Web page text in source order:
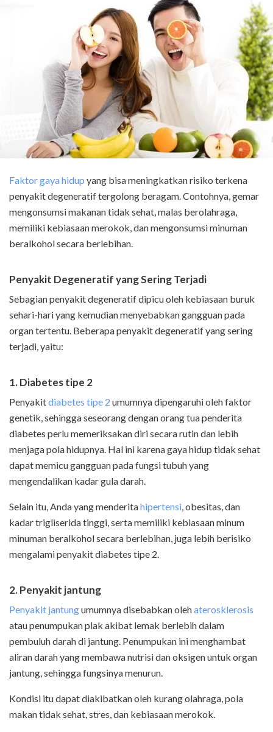
Faktor gaya hidup yang bisa meningkatkan risiko terkena
penyakit degeneratif tergolong beragam. Contohnya, gemar
mengonsumsi makanan tidak sehat, malas berolahraga,
memiliki kebiasaan merokok, dan mengonsumsi minuman
beralkohol secara berlebihan.
Penyakit Degeneratif yang Sering Terjadi
Sebagian penyakit degeneratif dipicu oleh kebiasaan buruk
sehari-hari yang kemudian menyebabkan gangguan pada
organ tertentu. Beberapa penyakit degeneratif yang sering
terjadi, yaitu:
1. Diabetes tipe 2
Penyakitdiabetes tipe 2 umumnya dipengaruhi oleh faktor
genetik, sehingga seseorang dengan orang tua penderita
diabetes perlu memeriksakan diri secara rutin dan lebih
menjaga pola hidupnya. Hal ini karena gaya hidup tidak sehat
dapat memicu gangguan pada fungsi tubuh yang
mengendalikan kadar gula darah.
Selain itu, Anda yang menderitahipertensi , obesitas, dan
kadar trigliserida tinggi, serta memiliki kebiasaan minum
minuman beralkohol secara berlebihan, juga lebih berisiko
mengalami penyakit diabetes tipe 2.
2. Penyakit jantung
Penyakit jantungumumnya disebabkan olehaterosklerosis
atau penumpukan plak akibat lemak berlebih dalam
pembuluh darah di jantung. Penumpukan ini menghambat
aliran darah yang membawa nutrisi dan oksigen untuk organ
jantung, sehingga fungsinya menurun.
Kondisi itu dapat diakibatkan oleh kurang olahraga, pola
makan tidak sehat, stres, dan kebiasaan merokok.